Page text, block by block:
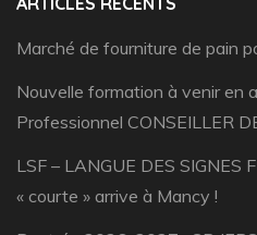
Marché de fourniture de pain
Nouvelle formation à venir en
Professionnel CONSEILLER
LSF – LANGUE DES SIGNES
« courte » arrive à Mancy !